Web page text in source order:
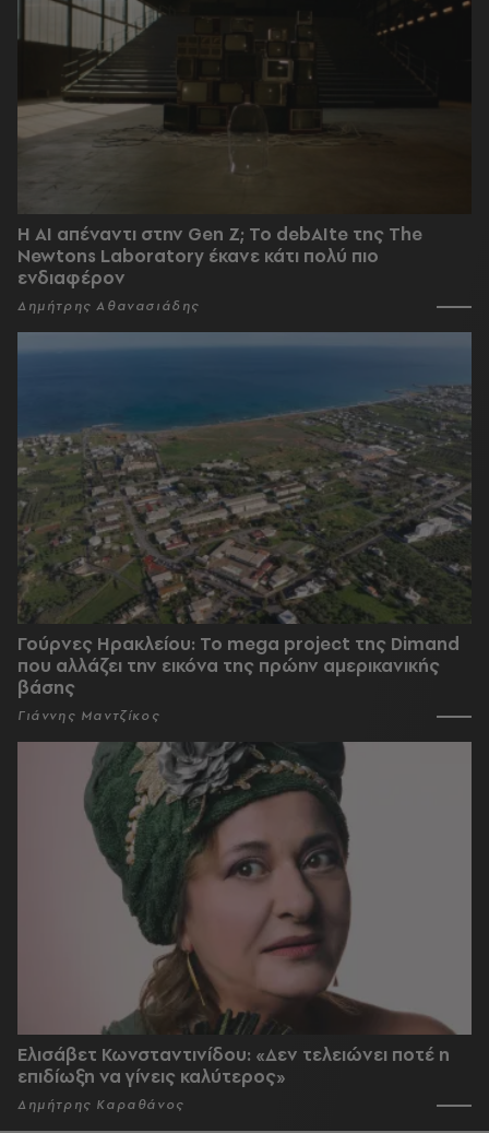
Η AI απέναντι στην Gen Z; Το debAIte της The
Newtons Laboratory έκανε κάτι πολύ πιο
ενδιαφέρον
Δημήτρης Αθανασιάδης
Γούρνες Ηρακλείου: To mega project της Dimand
που αλλάζει την εικόνα της πρώην αμερικανικής
βάσης
Γιάννης Μαντζίκος
Ελισάβετ Κωνσταντινίδου: «Δεν τελειώνει ποτέ η
επιδίωξη να γίνεις καλύτερος»
Δημήτρης Καραθάνος